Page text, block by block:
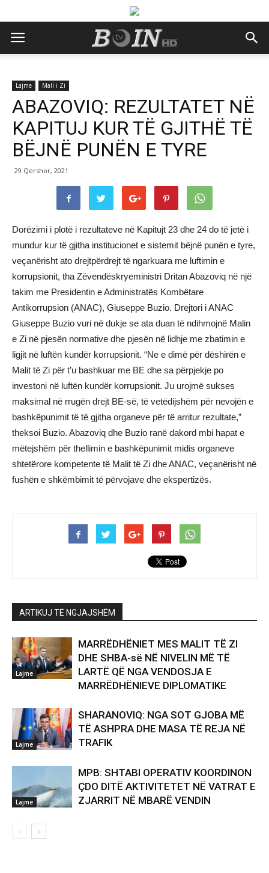
Lajme Mali i Zi
ABAZOVIQ: REZULTATET NË
KAPITUJ KUR TË GJITHË TË
BËJNË PUNËN E TYRE
29 Qershor, 2021
Dorëzimi i plotë i rezultateve në Kapitujt 23 dhe 24 do të jetë i
mundur kur të gjitha institucionet e sistemit bëjnë punën e tyre,
veçanërisht ato drejtpërdrejt të ngarkuara me luftimin e
korrupsionit, tha Zëvendëskryeministri Dritan Abazoviq në një
takim me Presidentin e Administratës Kombëtare
Antikorrupsion (ANAC), Giuseppe Buzio. Drejtori i ANAC
Giuseppe Buzio vuri në dukje se ata duan të ndihmojnë Malin
e Zi në pjesën normative dhe pjesën në lidhje me zbatimin e
ligjit në luftën kundër korrupsionit. “Ne e dimë për dëshirën e
Malit të Zi për t’u bashkuar me BE dhe sa përpjekje po
investoni në luftën kundër korrupsionit. Ju urojmë sukses
maksimal në rrugën drejt BE-së, të vetëdijshëm për nevojën e
bashkëpunimit të të gjitha organeve për të arritur rezultate,”
theksoi Buzio. Abazoviq dhe Buzio ranë dakord mbi hapat e
mëtejshëm për thellimin e bashkëpunimit midis organeve
shtetërore kompetente të Malit të Zi dhe ANAC, veçanërisht në
fushën e shkëmbimit të përvojave dhe ekspertizës.
ARTIKUJ TË NGJAJSHËM
Lajme
MARRËDHËNIET MES MALIT TË ZI
DHE SHBA-së NË NIVELIN MË TË
LARTË QË NGA VENDOSJA E
MARRËDHËNIEVE DIPLOMATIKE
Lajme
SHARANOVIQ: NGA SOT GJOBA MË
TË ASHPRA DHE MASA TË REJA NË
TRAFIK
Lajme
MPB: SHTABI OPERATIV KOORDINON
ÇDO DITË AKTIVITETET NË VATRAT E
ZJARRIT NË MBARË VENDIN